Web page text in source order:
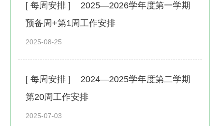
[ 每周安排 ]
2025—2026学年度第一学期
预备周+第1周工作安排
2025-08-25
[ 每周安排 ]
2024—2025学年度第二学期
第20周工作安排
2025-07-03